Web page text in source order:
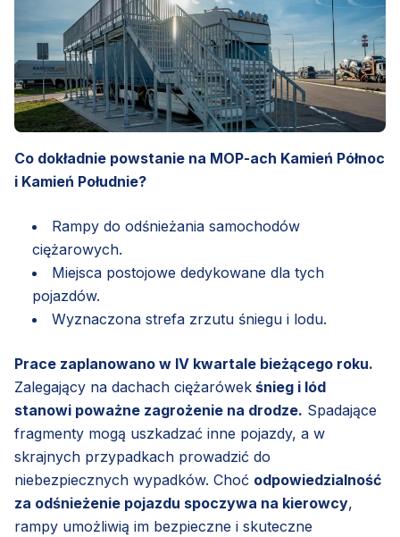
Co dokładnie powstanie na MOP-ach Kamień Północ
i Kamień Południe?
Rampy do odśnieżania samochodów
ciężarowych.
Miejsca postojowe dedykowane dla tych
pojazdów.
Wyznaczona strefa zrzutu śniegu i lodu.
Prace zaplanowano w IV kwartale bieżącego roku.
Zalegający na dachach ciężarówek śnieg i lód
stanowi poważne zagrożenie na drodze. Spadające
fragmenty mogą uszkadzać inne pojazdy, a w
skrajnych przypadkach prowadzić do
niebezpiecznych wypadków. Choć odpowiedzialność
za odśnieżenie pojazdu spoczywa na kierowcy,
rampy umożliwią im bezpieczne i skuteczne